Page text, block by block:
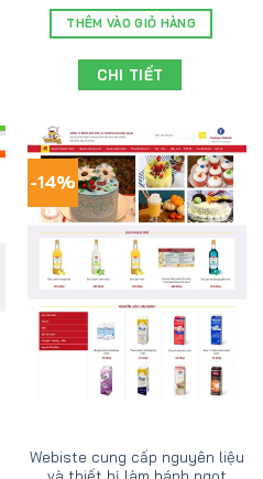
THÊM VÀO GIỎ HÀNG
CHI TIẾT
-14%
Webiste cung cấp nguyên liệu